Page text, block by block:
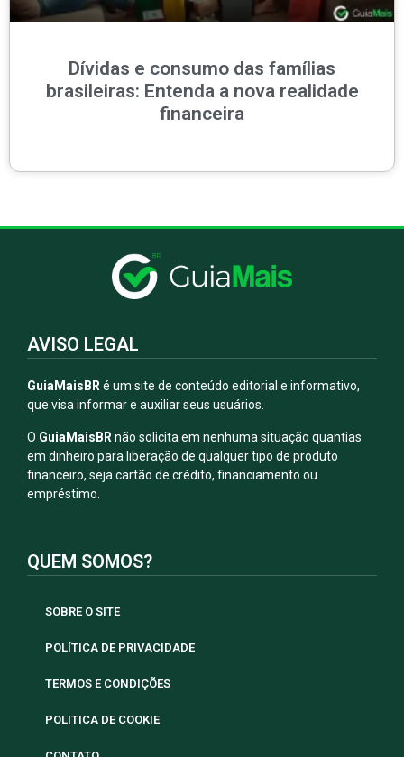
Dívidas e consumo das famílias
brasileiras: Entenda a nova realidade
financeira
AVISO LEGAL
GuiaMaisBR é um site de conteúdo editorial e informativo,
que visa informar e auxiliar seus usuários.
O GuiaMaisBR não solicita em nenhuma situação quantias
em dinheiro para liberação de qualquer tipo de produto
financeiro, seja cartão de crédito, financiamento ou
empréstimo.
QUEM SOMOS?
SOBRE O SITE
POLÍTICA DE PRIVACIDADE
TERMOS E CONDIÇÕES
POLITICA DE COOKIE